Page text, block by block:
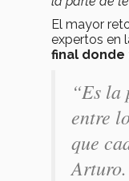
El mayor
expertos en
final donde
“Es la
entre
que
Arturo.